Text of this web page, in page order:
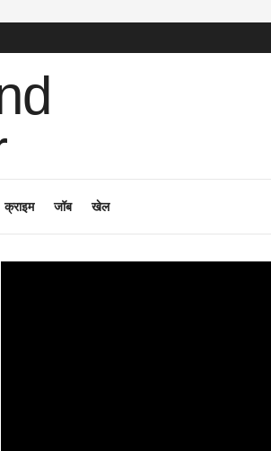
क्राइम जॉब खेल